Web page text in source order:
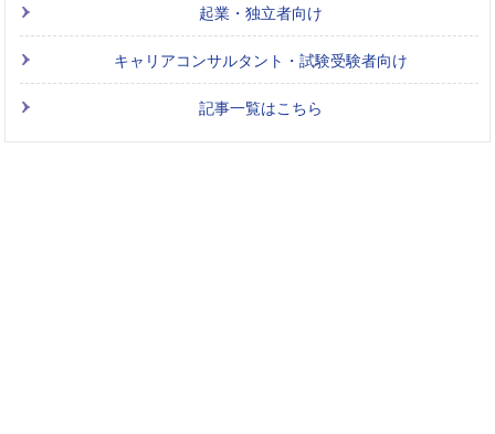
起業・独立者向け
キャリアコンサルタント・試験受験者向け
記事一覧はこちら